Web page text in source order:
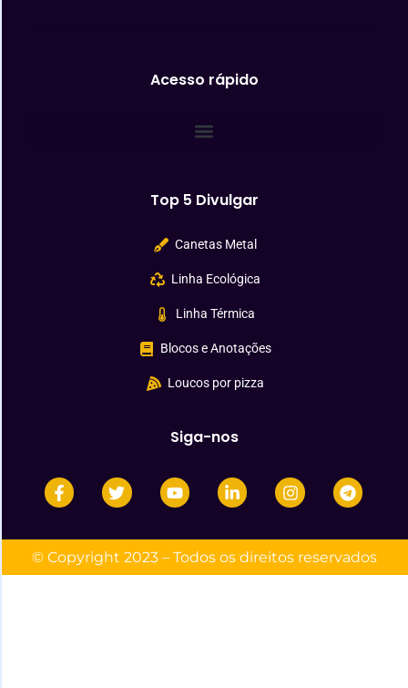
Acesso rápido
Top 5 Divulgar
Canetas Metal
Linha Ecológica
Linha Térmica
Blocos e Anotações
Loucos por pizza
Siga-nos
© Copyright 2023 – Todos os direitos reservados